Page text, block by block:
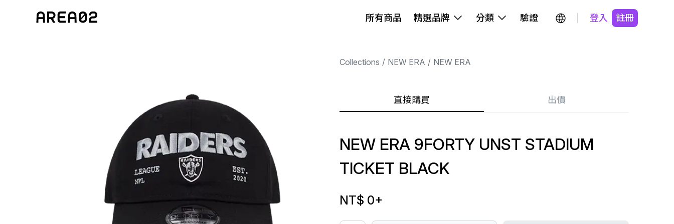
所有商品 精選品牌 分類 驗證 登入 註冊
Collections NEW ERA NEW ERA
直接購買 出價
NEW ERA 9FORTY UNST STADIUM
TICKET BLACK
NT$ 0+